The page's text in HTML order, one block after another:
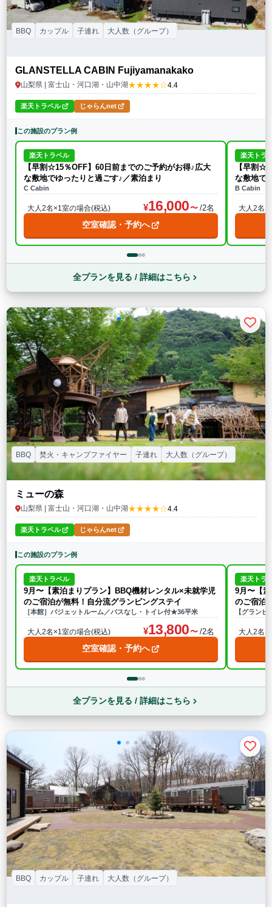
GLANSTELLA CABIN Fujiyamanakako
山梨県 | 富士山・河口湖・山中湖★★★★☆4.4
BBQ カップル 子連れ 大人数（グループ）
楽天トラベル じゃらんnet
この施設のプラン例
楽天トラベル
【早割☆15％OFF】60日前までのご予約がお得♪広大
な敷地でゆったりと過ごす♪／素泊まり
C Cabin
大人2名×1室の場合(税込) 16,000 /2名
空室確認・予約へ
楽天トラ
【早割
な敷地で
B Cabin
大人2名
全プランを見る / 詳細はこちら
ミューの森
山梨県 | 富士山・河口湖・山中湖★★★★☆4.4
BBQ 焚火・キャンプファイヤー 子連れ 大人数（グループ）
楽天トラベル じゃらんnet
この施設のプラン例
楽天トラベル
9月〜【素泊まりプラン】BBQ機材レンタル×未就学児
のご宿泊が無料！自分流グランピングステイ
［本館］バジェットルーム／バスなし・トイレ付★36平米
大人2名×1室の場合(税込) 13,800 /2名
空室確認・予約へ
楽天トラ
9月〜【
のご宿泊
【グラン
大人2名
全プランを見る / 詳細はこちら
BBQ カップル 子連れ 大人数（グループ）